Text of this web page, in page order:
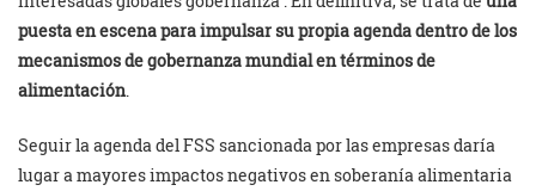
puesta en escena para impulsar su propia agenda dentro de los
mecanismos de gobernanza mundial en términos de
alimentación.
Seguir la agenda del FSS sancionada por las empresas daría
lugar a mayores impactos negativos en soberanía alimentaria